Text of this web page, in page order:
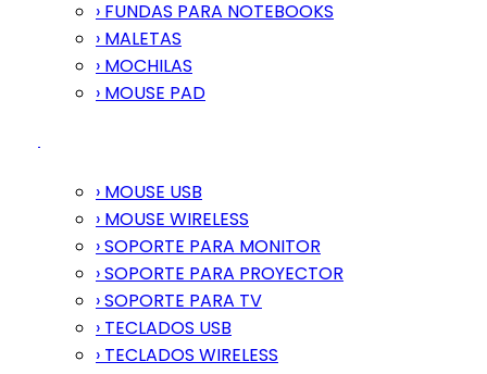
› FUNDAS PARA NOTEBOOKS
› MALETAS
› MOCHILAS
› MOUSE PAD
› MOUSE USB
› MOUSE WIRELESS
› SOPORTE PARA MONITOR
› SOPORTE PARA PROYECTOR
› SOPORTE PARA TV
› TECLADOS USB
› TECLADOS WIRELESS